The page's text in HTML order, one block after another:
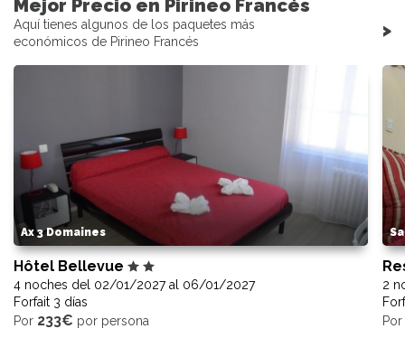
Mejor Precio en Pirineo Francés
Aquí tienes algunos de los paquetes más
económicos de Pirineo Francés
>
Ax 3 Domaines
Hôtel Bellevue
4 noches del 02/01/2027 al 06/01/2027
Forfait 3 días
Por 233€ por persona
2
Por